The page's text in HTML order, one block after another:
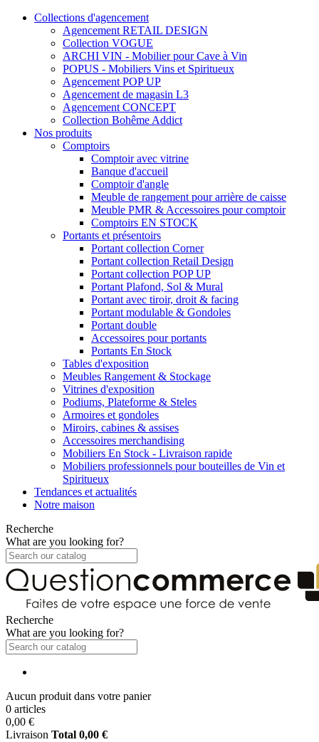
Collections d'agencement
Agencement RETAIL DESIGN
Collection VOGUE
ARCHI VIN - Mobilier pour Cave à Vin
POPUS - Mobiliers Vins et Spiritueux
Agencement POP UP
Agencement de magasin L3
Agencement CONCEPT
Collection Bohême Addict
Nos produits
Comptoirs
Comptoir avec vitrine
Banque d'accueil
Comptoir d'angle
Meuble de rangement pour arrière de caisse
Meuble PMR & Accessoires pour comptoir
Comptoirs EN STOCK
Portants et présentoirs
Portant collection Corner
Portant collection Retail Design
Portant collection POP UP
Portant Plafond, Sol & Mural
Portant avec tiroir, droit & facing
Portant modulable & Gondoles
Portant double
Accessoires pour portants
Portants En Stock
Tables d'exposition
Meubles Rangement & Stockage
Vitrines d'exposition
Podiums, Plateforme & Steles
Armoires et gondoles
Miroirs, cabines & assises
Accessoires merchandising
Mobiliers En Stock - Livraison rapide
Mobiliers professionnels pour bouteilles de Vin et
Spiritueux
Tendances et actualités
Notre maison
Recherche
What are you looking for?
Recherche
What are you looking for?
Aucun produit dans votre panier
0 articles
0,00 €
Livraison Total 0,00 €